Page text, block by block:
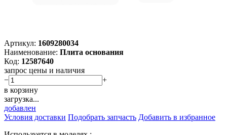
Артикул: 1609280034
Наименование: Плита основания
Код: 12587640
запрос цены и наличия
−
+
в корзину
загрузка...
добавлен
Условия доставки Подобрать запчасть Добавить в избранное